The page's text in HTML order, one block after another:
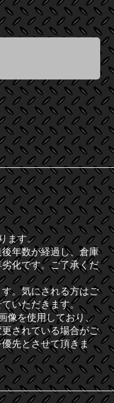
ます。
年数が経過し、倉庫
化です。ご了承くだ
。気にされる方はご
いただきます。
像を使用しており、
されている場合がご
先とさせて頂きま